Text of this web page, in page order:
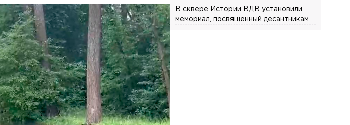
В сквере Истории ВДВ установили
мемориал, посвящённый десантникам